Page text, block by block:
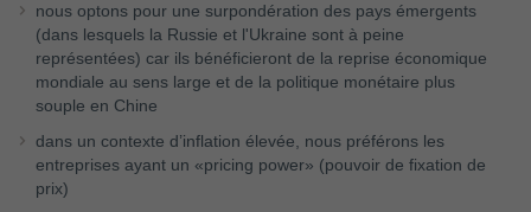
nous optons pour une surpondération des pays émergents
(dans lesquels la Russie et l'Ukraine sont à peine
représentées) car ils bénéficieront de la reprise économique
mondiale au sens large et de la politique monétaire plus
souple en Chine
dans un contexte d’inflation élevée, nous préférons les
entreprises ayant un «pricing power» (pouvoir de fixation de
prix)